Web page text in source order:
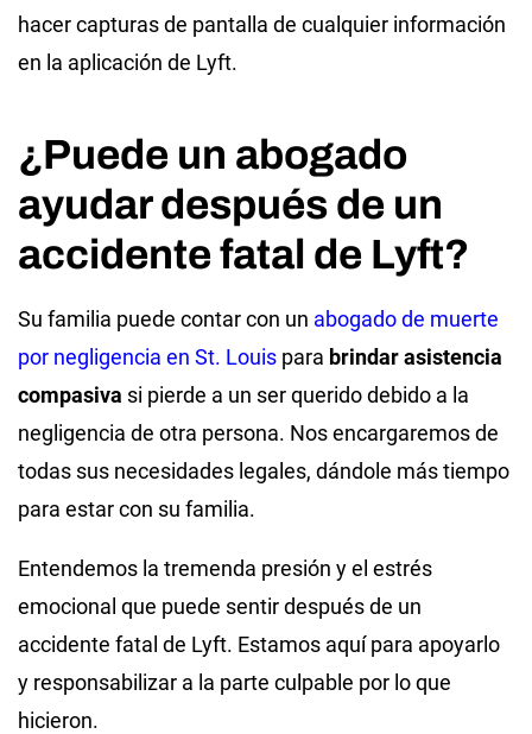
hacer capturas de pantalla de cualquier información
en la aplicación de Lyft.
¿Puede un abogado
ayudar después de un
accidente fatal de Lyft?
Su familia puede contar con un abogado de muerte
por negligencia en St. Louis para brindar asistencia
compasiva si pierde a un ser querido debido a la
negligencia de otra persona. Nos encargaremos de
todas sus necesidades legales, dándole más tiempo
para estar con su familia.
Entendemos la tremenda presión y el estrés
emocional que puede sentir después de un
accidente fatal de Lyft. Estamos aquí para apoyarlo
y responsabilizar a la parte culpable por lo que
hicieron.